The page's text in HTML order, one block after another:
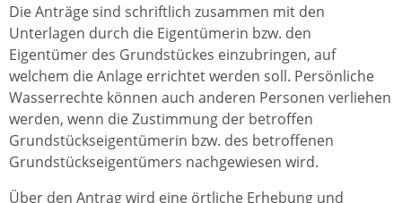
Die Anträge sind schriftlich zusammen mit den
Unterlagen durch die Eigentümerin bzw. den
Eigentümer des Grundstückes einzubringen, auf
welchem die Anlage errichtet werden soll. Persönliche
Wasserrechte können auch anderen Personen verliehen
werden, wenn die Zustimmung der betroffen
Grundstückseigentümerin bzw. des betroffenen
Grundstückseigentümers nachgewiesen wird.
Über den Antrag wird eine örtliche Erhebung und